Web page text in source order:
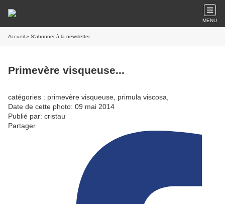
MENU
Accueil » S'abonner à la newsletter
Primevère visqueuse...
catégories : primevère visqueuse, primula viscosa,
Date de cette photo: 09 mai 2014
Publié par: cristau
Partager